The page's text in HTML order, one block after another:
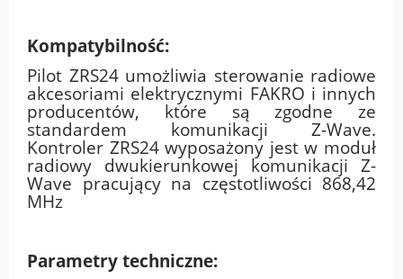
Kompatybilność:
Pilot ZRS24 umożliwia sterowanie radiowe
akcesoriami elektrycznymi FAKRO i innych
producentów, które są zgodne ze
standardem komunikacji Z-Wave.
Kontroler ZRS24 wyposażony jest w moduł
radiowy dwukierunkowej komunikacji Z-
Wave pracujący na częstotliwości 868,42
MHz
Parametry techniczne: